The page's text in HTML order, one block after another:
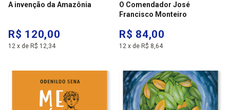
A invenção da Amazônia
R$ 120,00
12 x de R$ 12,34
O Comendador José
Francisco Monteiro
R$ 84,00
12 x de R$ 8,64